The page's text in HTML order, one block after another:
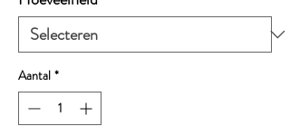
Aantal *